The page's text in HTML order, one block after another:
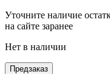
Уточните наличие
на сайте заранее
Нет в наличии
Предзаказ